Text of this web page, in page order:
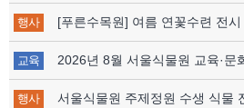
행사
교육
행사